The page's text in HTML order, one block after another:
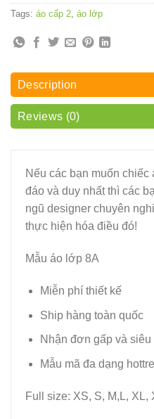
Tags: áo cấp 2 áo lớp
Description
Reviews (0)
Nếu các bạn muốn chiếc
đáo và duy nhất thì các
ngũ designer chuyên
thực hiện hóa điều đó!
Mẫu áo lớp 8A
Miễn phí thiết kế
Ship hàng toàn quốc
Nhận đơn gấp và siêu
Mẫu mã đa dạng
Full size: XS, S, M,L, XL,